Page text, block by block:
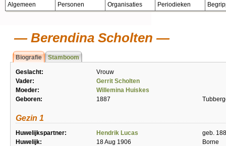
Algemeen Personen Organisaties Periodieken
Berendina Scholten
Biografie Stamboom
Geslacht:
Vrouw
Vader:
Gerrit Scholten
Moeder:
Willemina Huiskes
Geboren:
1887
Gezin 1
Huwelijkspartner: Hendrik Lucas
geb.
Huwelijk:
18 Aug 1906 Borne